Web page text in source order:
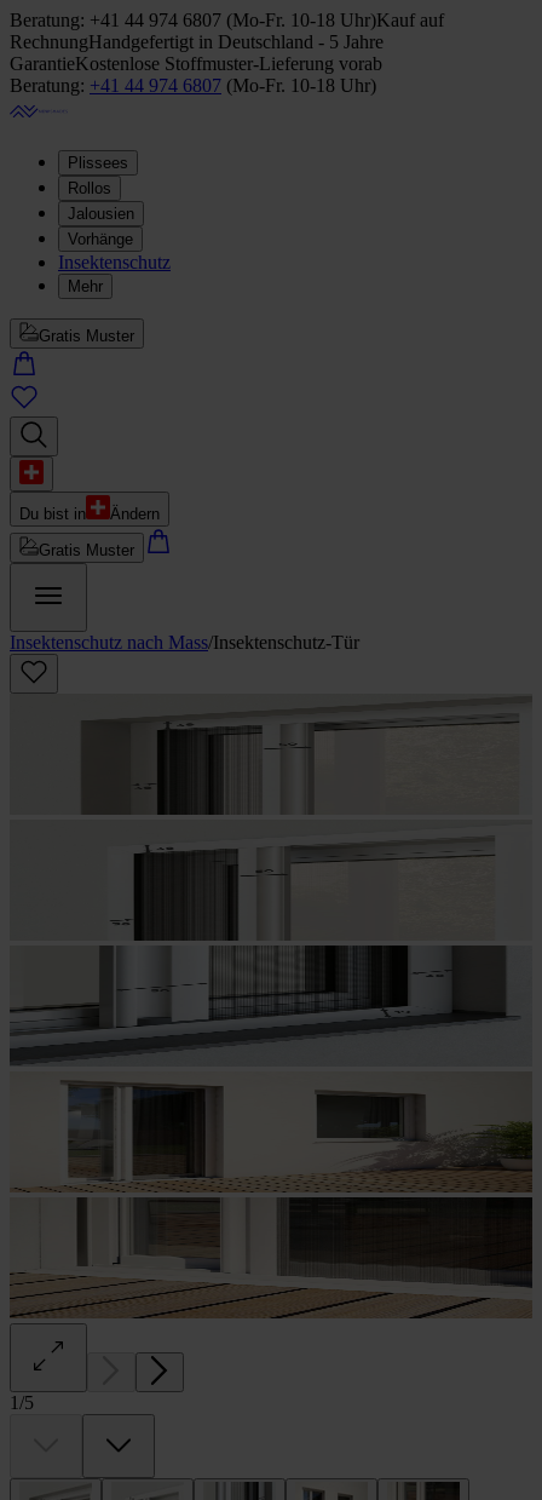
Beratung: +41 44 974 6807 (Mo-Fr. 10-18 Uhr)Kauf auf
RechnungHandgefertigt in Deutschland - 5 Jahre
GarantieKostenlose Stoffmuster-Lieferung vorab
Beratung: +41 44 974 6807 (Mo-Fr. 10-18 Uhr)
Plissees
Rollos
Jalousien
Vorhänge
Insektenschutz
Mehr
Gratis Muster
Du bist in
Ändern
Gratis Muster
Insektenschutz nach Mass/Insektenschutz-Tür
1/5